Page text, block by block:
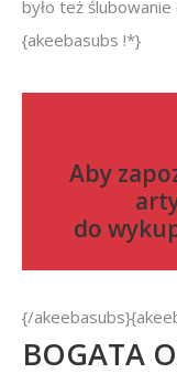
było też ślubowanie
{akeebasubs !*}
Aby
do
{/
BOGATA